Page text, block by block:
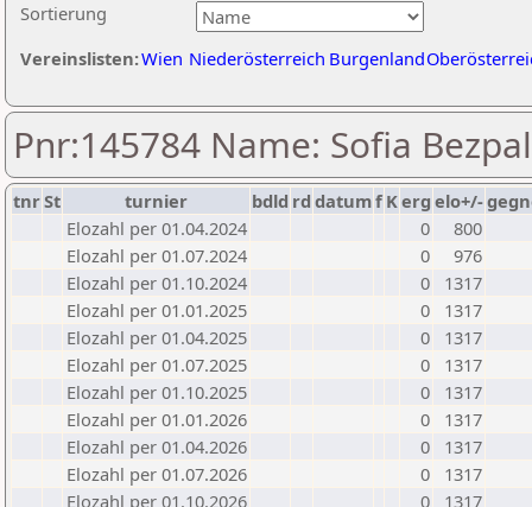
Sortierung
Vereinslisten:Wien Niederösterreich Burgenland
Pnr:145784 Name: Sofia
tnrSt turnier bdld rd datumf Kerg elo+/-
Elozahl per 01.04.2024
0
800
Elozahl per 01.07.2024
0
976
Elozahl per 01.10.2024
0
1317
Elozahl per 01.01.2025
0
1317
Elozahl per 01.04.2025
0
1317
Elozahl per 01.07.2025
0
1317
Elozahl per 01.10.2025
0
1317
Elozahl per 01.01.2026
0
1317
Elozahl per 01.04.2026
0
1317
Elozahl per 01.07.2026
0
1317
Elozahl per 01.10.2026
0 1317